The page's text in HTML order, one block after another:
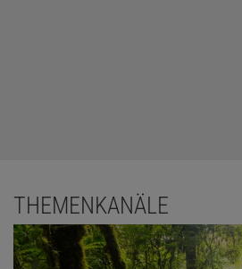
THEMENKANÄLE